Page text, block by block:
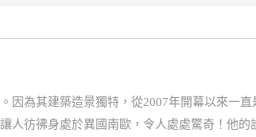
因為其建築造景獨特，從2007年開幕以來一
人彷彿身處於異國南歐，令人處處驚奇！他